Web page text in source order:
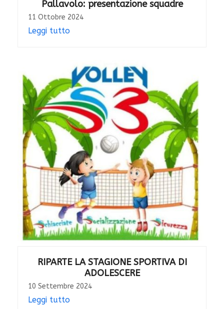
Pallavolo: presentazione squadre
11 Ottobre 2024
Leggi tutto
RIPARTE LA STAGIONE SPORTIVA DI
ADOLESCERE
10 Settembre 2024
Leggi tutto